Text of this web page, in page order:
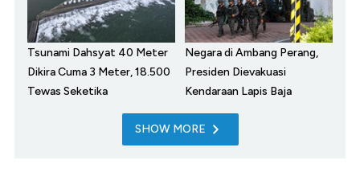
Tsunami Dahsyat 40 Meter
Dikira Cuma 3 Meter, 18.500
Tewas Seketika
Negara di Ambang Perang,
Presiden Dievakuasi
Kendaraan Lapis Baja
SHOW MORE